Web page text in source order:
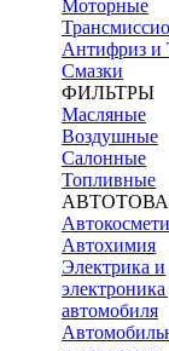
Моторные
Антифриз и
Смазки
ФИЛЬТРЫ
Масляные
Воздушные
Салонные
Топливные
Автохимия
Электрика и
электроника
автомобиля